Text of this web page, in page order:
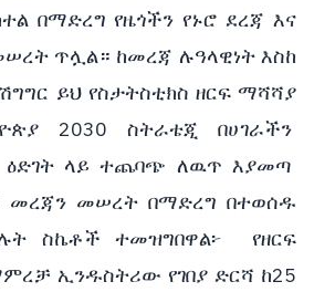
በማድረግ የዜጎችን የኑሮ ደረጃ እና
ጥሏል። ከመረጃ ሉዓላዊነት እስከ
ይህ የስታትስቲክስ ዘርፍ ማሻሻያ
2030 ስትራቴጂ በሀገራችን
ዕድገት ላይ ተጨባጭ ለዉጥ እያመጣ
መረጃን መሠረት በማድረግ በተወሰዱ
ስኬቶች ተመዝግበዋል፦ የዘርፍ
ኢንዱስትሪው የገበያ ድርሻ ከ25